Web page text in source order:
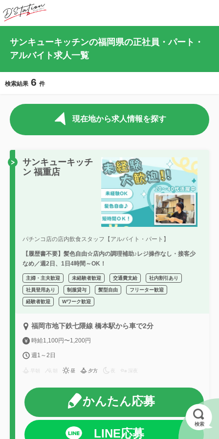
サンキューキッチンの福岡県の正社員・パート・
アルバイト求人一覧
検索結果 6 件
現在地から求人情報を探す
サンキューキッチ
ン 福重店
パチンコ店の店内飲食スタッフ【アルバイト・パート】
【履歴書不要】髪色自由☆店内の調理補助♪レジ操作なし・接客少
なめ／週2日、1日4時間～OK！
主婦・主夫歓迎 未経験者歓迎 交通費支給 社内割引あり
社員登用あり 制服貸与 髪型自由 フリーター歓迎
経験者歓迎 Wワーク歓迎
福岡市地下鉄七隈線 橋本駅から車で2分
時給1,100円〜1,200円
週1～2日
早朝 昼 夕方 夜 深夜
かんたん応募
LINE応募
検索